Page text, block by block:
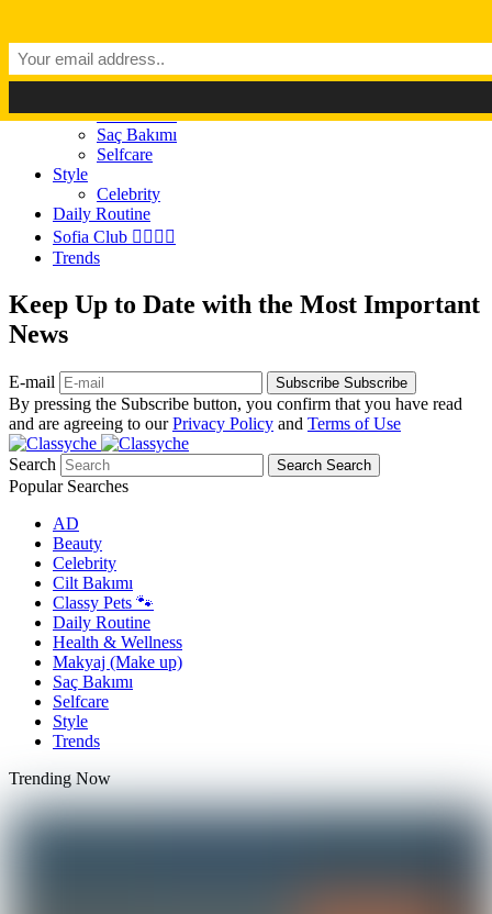
Classyché
Güzellik
Cilt Bakımı
Saç Bakımı
Selfcare
Style
Celebrity
Daily Routine
Sofia Club 👩‍❤️‍💋‍👨
Trends
Keep Up to Date with the Most Important
News
E-mail Subscribe Subscribe
By pressing the Subscribe button, you confirm that you have read
and are agreeing to ourPrivacy Policy and Terms of Use
Search Search Search
Popular Searches
AD
Beauty
Celebrity
Cilt Bakımı
Classy Pets 🐾
Daily Routine
Health & Wellness
Makyaj (Make up)
Saç Bakımı
Selfcare
Style
Trends
Trending Now